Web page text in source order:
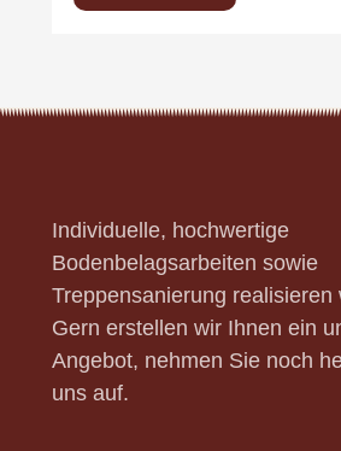
Individuelle, hochwertige
Bodenbelagsarbeiten sowie
Treppensanierung realisieren
Gern erstellen wir Ihnen ein
Angebot, nehmen Sie noch
uns auf.